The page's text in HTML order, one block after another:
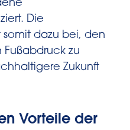
Die
somit dazu bei, den
zu
Zukunft
Vorteile der